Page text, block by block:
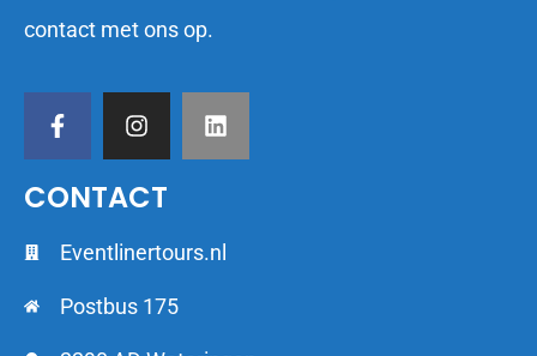
contact met ons op.
CONTACT
Eventlinertours.nl
Postbus 175